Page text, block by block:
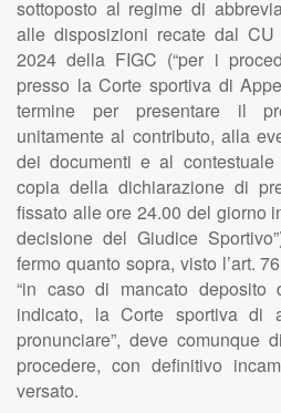
sottoposto al regime di
alle disposizioni recate dal
2024 della FIGC (“per i
presso la Corte sportiva di
termine per presentare il
unitamente al contributo, alla
dei documenti e al
copia della dichiarazione di
fissato alle ore 24.00 del giorno
decisione del Giudice
fermo quanto sopra, visto l’art.
“in caso di mancato deposito
indicato, la Corte sportiva di
pronunciare”, deve comunque
procedere, con definitivo
versato.